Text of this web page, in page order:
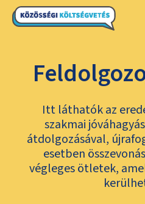
Itt láthatók az
szakmai
átdolgozásával,
esetben
végleges ötletek,